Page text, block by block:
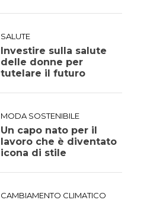
SALUTE
Investire sulla salute
delle donne per
tutelare il futuro
MODA SOSTENIBILE
Un capo nato per il
lavoro che è diventato
icona di stile
CAMBIAMENTO CLIMATICO